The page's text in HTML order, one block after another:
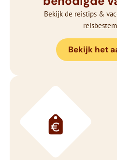
Bekijk de reistips &
Bekijk het